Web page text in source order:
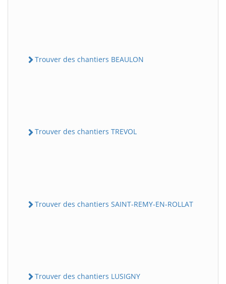
Trouver des chantiers BEAULON
Trouver des chantiers TREVOL
Trouver des chantiers SAINT-REMY-EN-ROLLAT
Trouver des chantiers LUSIGNY